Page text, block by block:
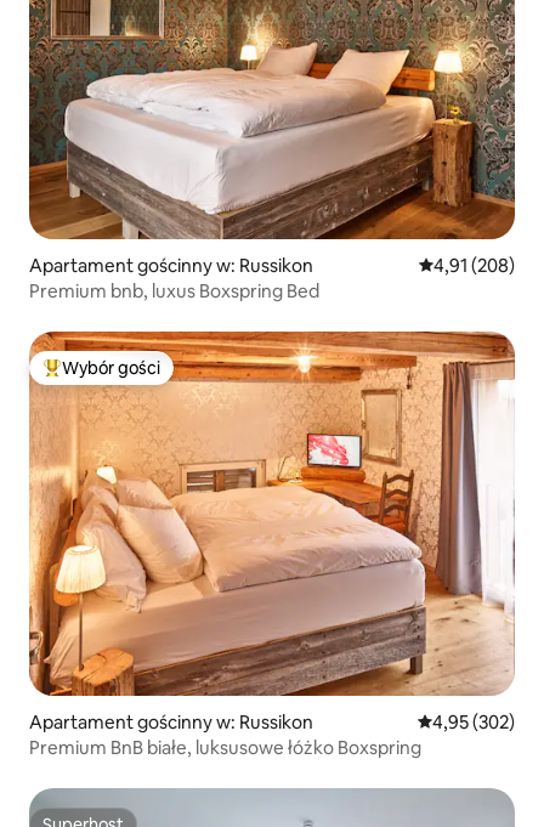
Apartament gościnny w: Russikon Średnia
4,91 (208)
Premium bnb, luxus Boxspring Bed
Najpopularniejsze z kategorii Wybór gości
Wybór gości
Apartament gościnny w: Russikon Średnia
4,95 (302)
Premium BnB białe, luksusowe łóżko Boxspring